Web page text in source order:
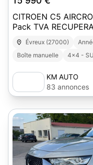
CITROEN C5
Pack TVA
Évreux (27000)
Boîte manuelle
4x4 -
KM AUTO
83 annonces